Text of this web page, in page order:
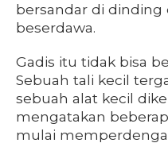
bersandar di dinding
beserdawa.
Gadis itu tidak bisa
Sebuah tali kecil
sebuah alat kecil
mengatakan
mulai